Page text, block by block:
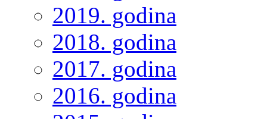
2019. godina
2018. godina
2017. godina
2016. godina